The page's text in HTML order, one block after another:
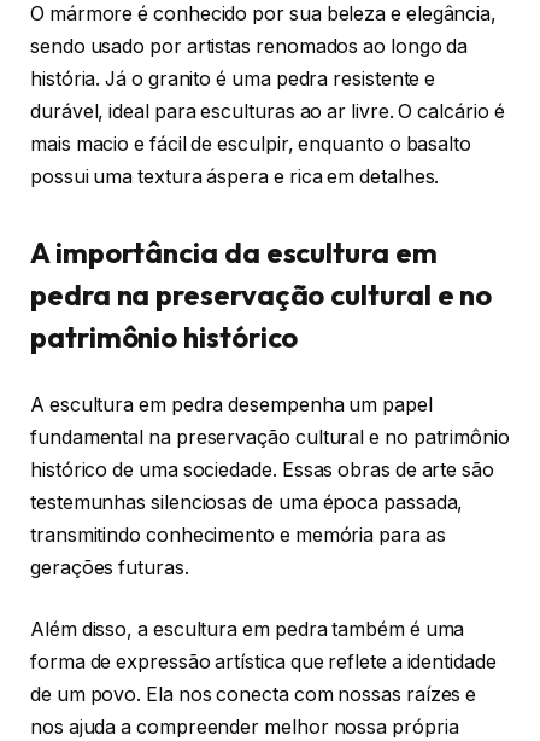
O mármore é conhecido por sua beleza e elegância,
sendo usado por artistas renomados ao longo da
história. Já o granito é uma pedra resistente e
durável, ideal para esculturas ao ar livre. O calcário é
mais macio e fácil de esculpir, enquanto o basalto
possui uma textura áspera e rica em detalhes.
A importância da escultura em
pedra na preservação cultural e no
patrimônio histórico
A escultura em pedra desempenha um papel
fundamental na preservação cultural e no patrimônio
histórico de uma sociedade. Essas obras de arte são
testemunhas silenciosas de uma época passada,
transmitindo conhecimento e memória para as
gerações futuras.
Além disso, a escultura em pedra também é uma
forma de expressão artística que reflete a identidade
de um povo. Ela nos conecta com nossas raízes e
nos ajuda a compreender melhor nossa própria